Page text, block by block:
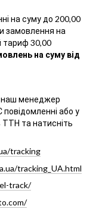
на суму до 200,00
замовлення на
тариф 30,00
на суму від
наш менеджер
або у
та натисніть
tracking
tracking_UA.html
track/